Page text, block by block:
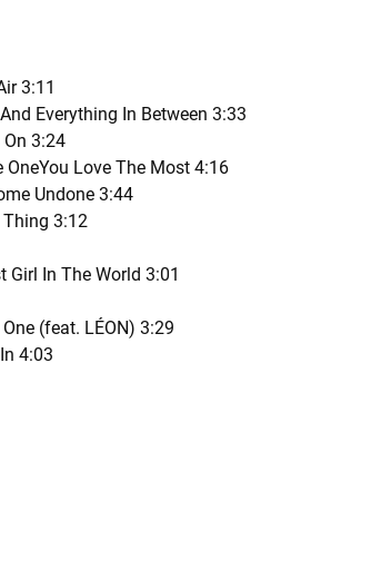
3:11
Everything In Between 3:33
3:24
OneYou Love The Most 4:16
Undone 3:44
Thing 3:12
Girl In The World 3:01
(feat. LÉON) 3:29
4:03